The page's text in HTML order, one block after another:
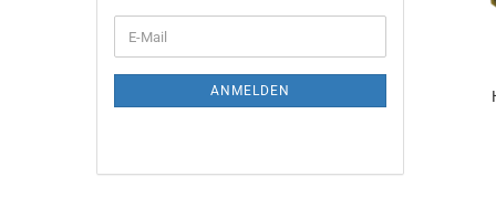
ZUR
E-
Mail
ANMELDEN